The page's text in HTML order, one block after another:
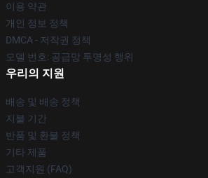
이용 약관
개인 정보 정책
DMCA - 저작권 정책
모델 번호: 공급망 투명성 행위
우리의 지원
배송 및 배송 정책
지불 기간
반품 및 환불 정책
기타 제품
고객지원 (FAQ)